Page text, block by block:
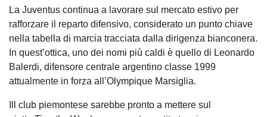
La Juventus continua a lavorare sul mercato estivo per
rafforzare il reparto difensivo, considerato un punto chiave
nella tabella di marcia tracciata dalla dirigenza bianconera.
In quest’ottica, uno dei nomi più caldi è quello di Leonardo
Balerdi, difensore centrale argentino classe 1999
attualmente in forza all’Olympique Marsiglia.
Ill club piemontese sarebbe pronto a mettere sul